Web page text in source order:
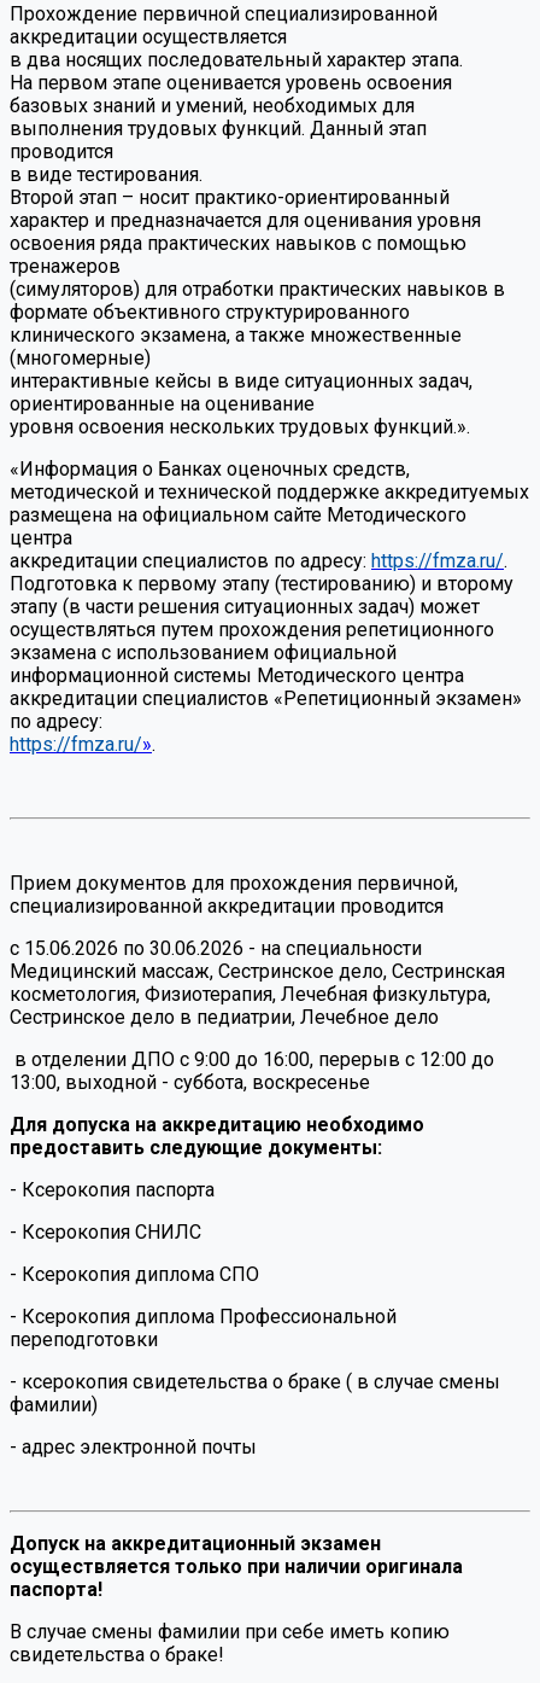
Прохождение первичной специализированной
аккредитации осуществляется
в два носящих последовательный характер этапа.
На первом этапе оценивается уровень освоения
базовых знаний и умений, необходимых для
выполнения трудовых функций. Данный этап
проводится
в виде тестирования.
Второй этап – носит практико-ориентированный
характер и предназначается для оценивания уровня
освоения ряда практических навыков с помощью
тренажеров
(симуляторов) для отработки практических навыков в
формате объективного структурированного
клинического экзамена, а также множественные
(многомерные)
интерактивные кейсы в виде ситуационных задач,
ориентированные на оценивание
уровня освоения нескольких трудовых функций.».
«Информация о Банках оценочных средств,
методической и технической поддержке аккредитуемых
размещена на официальном сайте Методического
центра
аккредитации специалистов по адресу: https://fmza.ru/.
Подготовка к первому этапу (тестированию) и второму
этапу (в части решения ситуационных задач) может
осуществляться путем прохождения репетиционного
экзамена с использованием официальной
информационной системы Методического центра
аккредитации специалистов «Репетиционный экзамен»
по адресу:
https://fmza.ru/».
Прием документов для прохождения первичной,
специализированной аккредитации проводится
с 15.06.2026 по 30.06.2026 - на специальности
Медицинский массаж, Сестринское дело, Сестринская
косметология, Физиотерапия, Лечебная физкультура,
Сестринское дело в педиатрии, Лечебное дело
в отделении ДПО с 9:00 до 16:00, перерыв с 12:00 до
13:00, выходной - суббота, воскресенье
Для допуска на аккредитацию необходимо
предоставить следующие документы:
- Ксерокопия паспорта
- Ксерокопия СНИЛС
- Ксерокопия диплома СПО
- Ксерокопия диплома Профессиональной
переподготовки
- ксерокопия свидетельства о браке ( в случае смены
фамилии)
- адрес электронной почты
Допуск на аккредитационный экзамен
осуществляется только при наличии оригинала
паспорта!
В случае смены фамилии при себе иметь копию
свидетельства о браке!